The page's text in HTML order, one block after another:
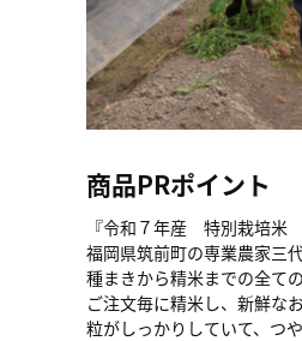
商品PRポイント
『令和７年産 特別栽培米
福岡県筑前町の専業農家三
種まきから精米までの全て
ご注文毎に精米し、新鮮な
粒がしっかりしていて、つ